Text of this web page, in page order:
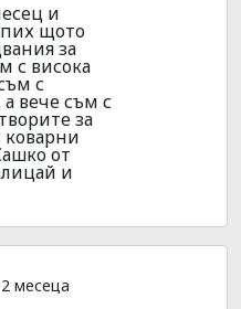
и
щото
за
с висока
с
вече съм с
за
от
и
месеца